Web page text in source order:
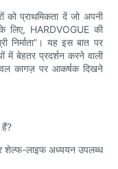
को प्राथमिकता दें जो अपनी
लिए, HARDVOGUE की
निर्माता”। यह इस बात पर
में बेहतर प्रदर्शन करने वाली
कागज़ पर आकर्षक दिखने
शेल्फ-लाइफ अध्ययन उपलब्ध